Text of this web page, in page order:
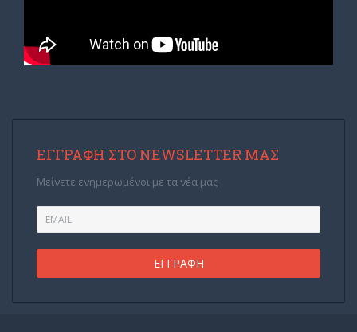
ΕΓΓΡΑΦΉ ΣΤΟ NEWSLETTER ΜΑΣ
Μείνετε ενημερωμένοι με τα νέα μας